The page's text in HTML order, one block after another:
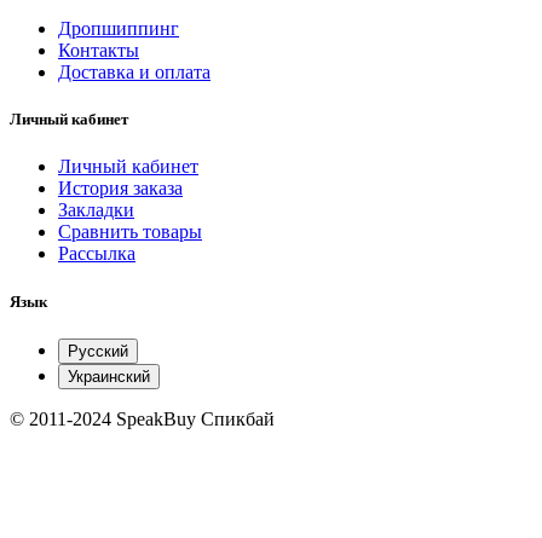
Дропшиппинг
Контакты
Доставка и оплата
Личный кабинет
Личный кабинет
История заказа
Закладки
Сравнить товары
Рассылка
Язык
Русский
Украинский
© 2011-2024 SpeakBuy Спикбай